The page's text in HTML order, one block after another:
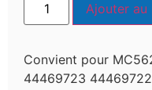
Ajouter au
Convient pour
44469723